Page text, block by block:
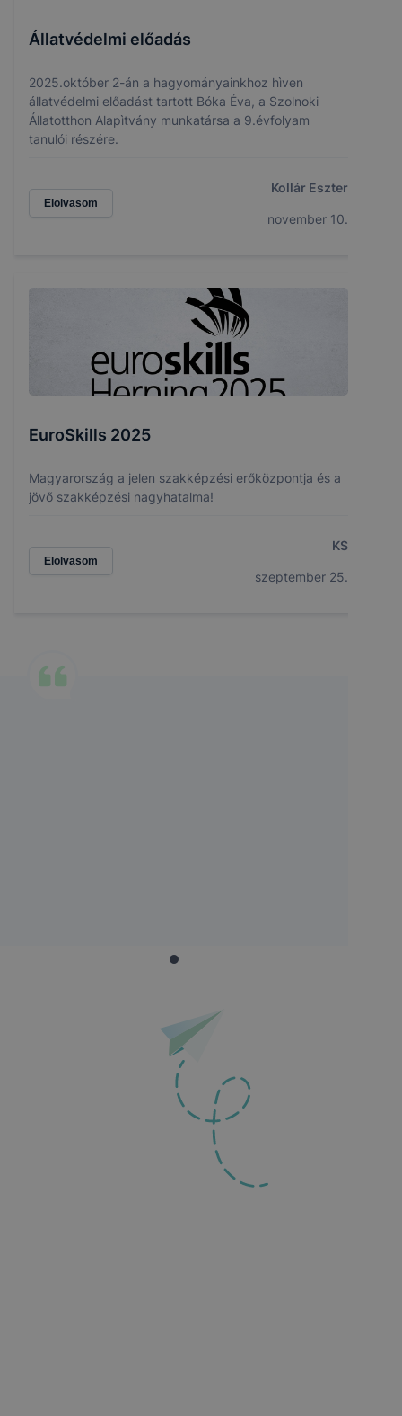
Állatvédelmi előadás
2025.október 2-án a hagyományainkhoz hìven
állatvédelmi előadást tartott Bóka Éva, a Szolnoki
Állatotthon Alapìtvány munkatársa a 9.évfolyam
tanulói részére.
Elolvasom
Kollár Eszter
november 10.
EuroSkills 2025
Magyarország a jelen szakképzési erőközpontja és a
jövő szakképzési nagyhatalma!
Elolvasom
KS
szeptember 25.